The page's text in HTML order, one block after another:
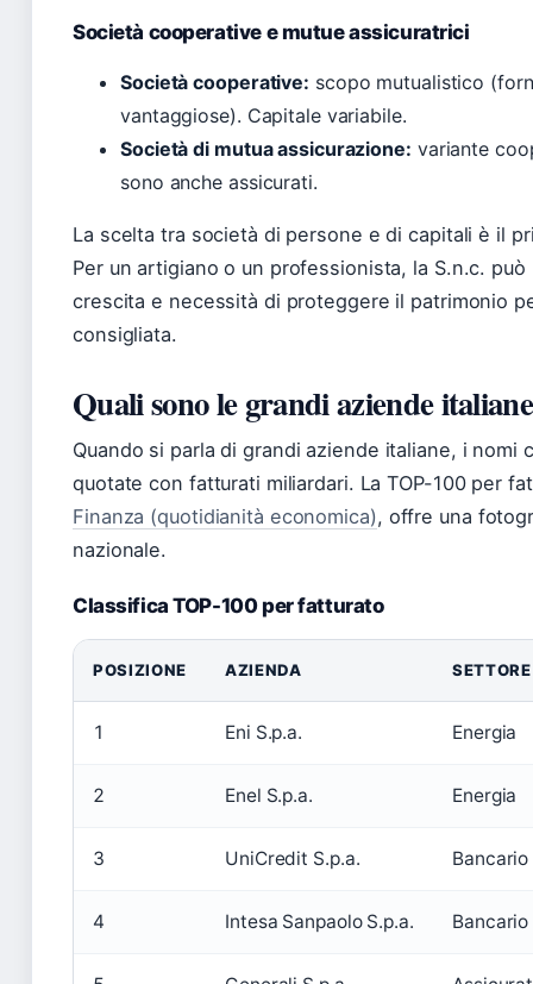
Società cooperative e mutue assicuratrici
Società cooperative: scopo mutualistico
vantaggiose). Capitale variabile.
Società di mutua assicurazione: variante
sono anche assicurati.
La scelta tra società di persone e di capitali è il
Per un artigiano o un professionista, la S.n.c.
crescita e necessità di proteggere il patrimonio
consigliata.
Quali sono le grandi aziende
Quando si parla di grandi aziende italiane, i
quotate con fatturati miliardari. La TOP-100 per
Finanza (quotidianità economica), offre una
nazionale.
Classifica TOP-100 per fatturato
POSIZIONE AZIENDA SETTORE
1 Eni S.p.a. Energia
2 Enel S.p.a. Energia
3 UniCredit S.p.a. Bancario
4 Intesa Sanpaolo S.p.a. Bancario